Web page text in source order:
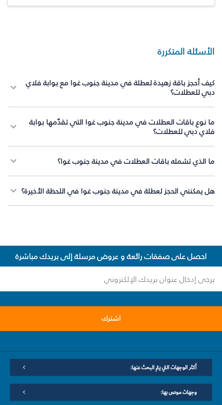
الأسئلة المتكررة
كيف أحجز باقة زهيدة لعطلة في مدينة جنوب غوا مع بوابة فلاي
دبي للعطلات؟
ما نوع باقات العطلات في مدينة جنوب غوا التي تقدّمها بوابة
فلاي دبي للعطلات؟
ما الذي تشمله باقات العطلات في مدينة جنوب غوا؟
هل يمكنني الحجز لعطلة في مدينة جنوب غوا في اللحظة الأخيرة؟
احصل على صفقات رائعة و عروض مرسلة إلى بريدك مباشرة
اشترك
أكثر الوجهات التي يتم البحث عنها:
وجهات موصى بها: